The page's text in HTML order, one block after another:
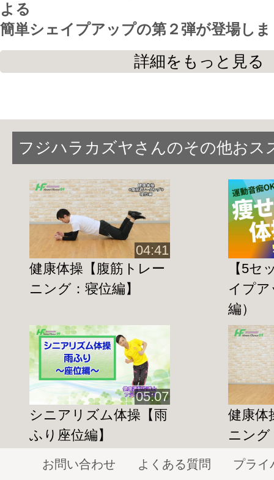
よる
簡単シェイプアップの第２弾が登場し
二の腕、 背中、内もも 、お尻（後ろと横
ップが収録されています。
若い方からお年寄りの方まで行って頂
ります。
是非行ってみて下さいね！
※一部、安定感のあるイスやペットボ
ンで代用化）が必要な場合があります。
YouTubeのダイジェスト動画は こちら
【５セット】簡単シェイプアップVol.2
http://home-fitness24.jp/355
【二の腕】簡単シェイプアップVol.2（
詳細をもっと見る
フジハラカズヤさんのその他おス
04:41
健康体操【腹筋トレー
ニング：寝位編】
【5セ
イプア
編）
05:07
シニアリズム体操【雨
ふり座位編】
健康体
ニング
お問い合わせ よくある質問
プライ